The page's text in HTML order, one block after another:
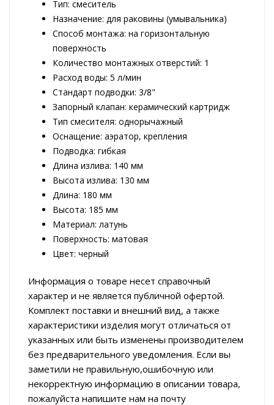
Тип: смеситель
Назначение: для раковины (умывальника)
Способ монтажа: на горизонтальную
поверхность
Количество монтажных отверстий: 1
Расход воды: 5 л/мин
Стандарт подводки: 3/8"
Запорный клапан: керамический картридж
Тип смесителя: однорычажный
Оснащение: аэратор, крепления
Подводка: гибкая
Длина излива: 140 мм
Высота излива: 130 мм
Длина: 180 мм
Высота: 185 мм
Материал: латунь
Поверхность: матовая
Цвет: черный
Информация о товаре несет справочный
характер и не является публичной офертой.
Комплект поставки и внешний вид, а также
характеристики изделия могут отличаться от
указанных или быть изменены производителем
без предварительного уведомления. Если вы
заметили не правильную,ошибочную или
некорректную информацию в описании товара,
пожалуйста напишите нам на почту